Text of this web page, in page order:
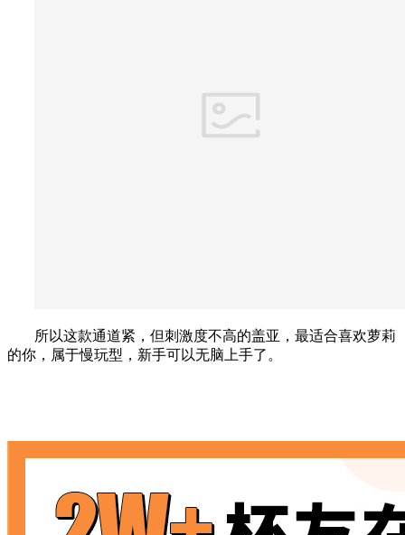
所以这款通道紧，但刺激度不高的盖亚，最适合喜欢萝莉
的你，属于慢玩型，新手可以无脑上手了。